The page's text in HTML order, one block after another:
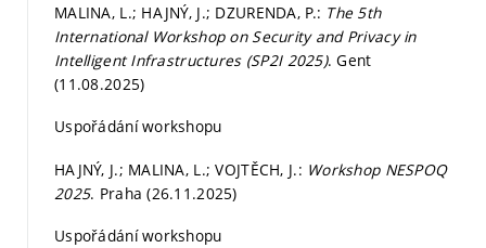
MALINA, L.; HAJNÝ, J.; DZURENDA, P.: The 5th
International Workshop on Security and Privacy in
Intelligent Infrastructures (SP2I 2025). Gent
(11.08.2025)
Uspořádání workshopu
HAJNÝ, J.; MALINA, L.; VOJTĚCH, J.: Workshop NESPOQ
2025. Praha (26.11.2025)
Uspořádání workshopu